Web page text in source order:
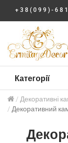
+38(099)-
Категорії
Декоративні
Декоративний